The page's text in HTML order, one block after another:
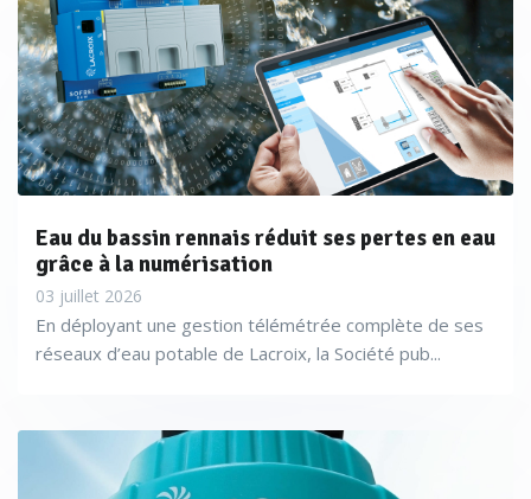
Eau du bassin rennais réduit ses pertes en eau
grâce à la numérisation
03 juillet 2026
En déployant une gestion télémétrée complète de ses
réseaux d’eau potable de Lacroix, la Société pub...